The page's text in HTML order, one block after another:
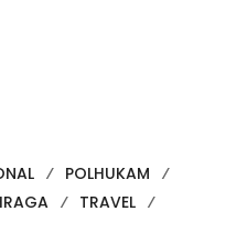
POLHUKAM
TRAVEL